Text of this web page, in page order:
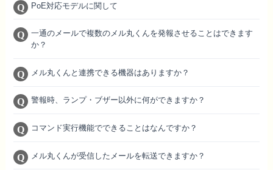
PoE対応モデルに関して
一通のメールで複数のメル丸くんを発報させることはできます
か？
メル丸くんと連携できる機器はありますか？
警報時、ランプ・ブザー以外に何ができますか？
コマンド実行機能でできることはなんですか？
メル丸くんが受信したメールを転送できますか？